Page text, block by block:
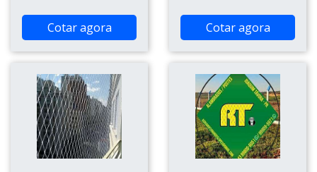
Cotar agora Cotar agora